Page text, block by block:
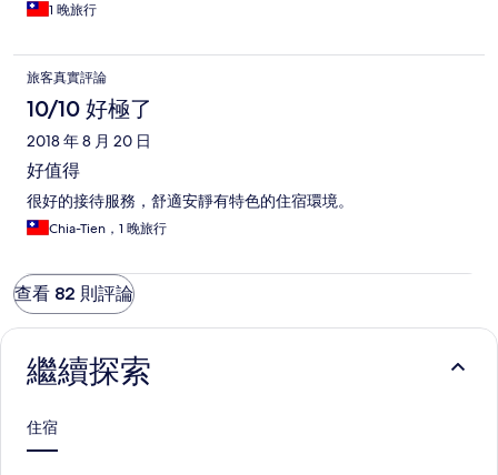
1 晚旅行
旅客真實評論
10/10 好極了
2018 年 8 月 20 日
好值得
很好的接待服務，舒適安靜有特色的住宿環境。
Chia-Tien，1 晚旅行
查看 82 則評論
繼續探索
住宿